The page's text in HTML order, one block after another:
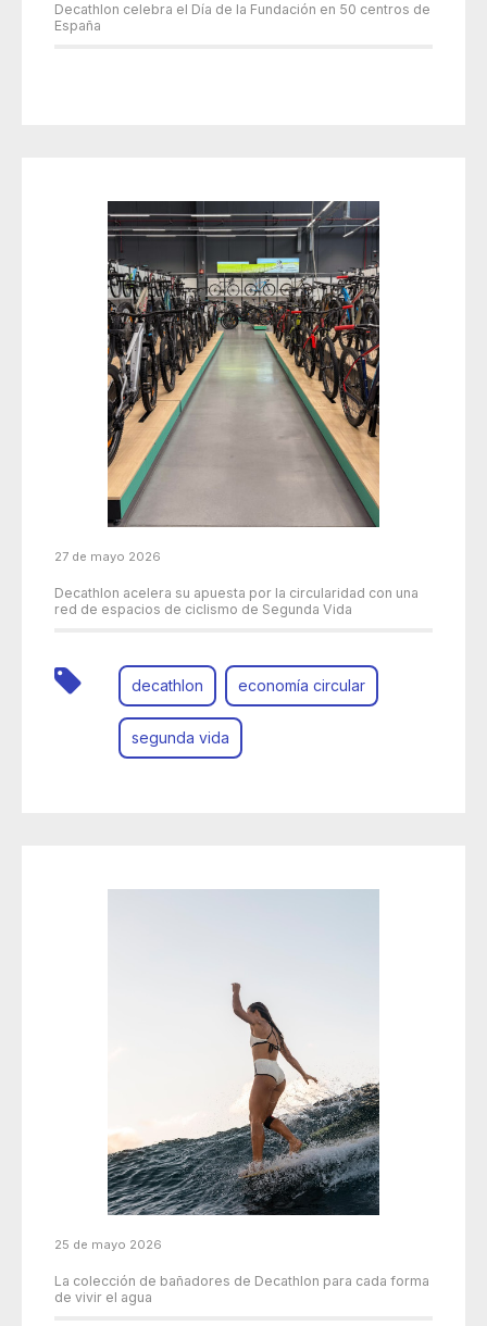
Decathlon celebra el Día de la Fundación en 50 centros de
España
27 de mayo 2026
Decathlon acelera su apuesta por la circularidad con una
red de espacios de ciclismo de Segunda Vida
decathlon economía circular
segunda vida
25 de mayo 2026
La colección de bañadores de Decathlon para cada forma
de vivir el agua